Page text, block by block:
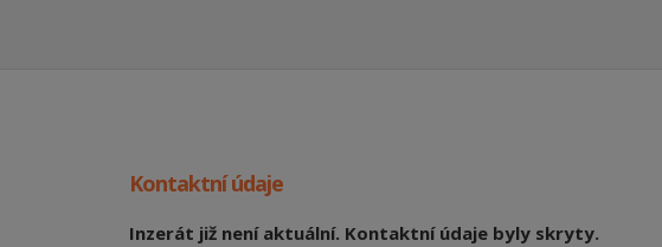
Kontaktní údaje
Inzerát již není aktuální. Kontaktní údaje byly skryty.